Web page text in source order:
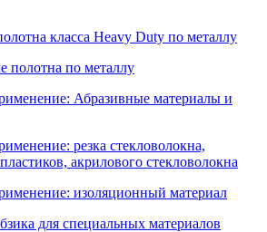
класса Heavy Duty по металлу
полотна по металлу
Абразивные материалы и
резка стекловолокна,
акрилового стекловолокна
изоляционный материал
для специальных материалов